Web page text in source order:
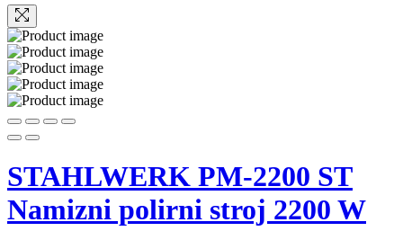
STAHLWERK PM-2200 ST
Namizni polirni stroj 2200 W